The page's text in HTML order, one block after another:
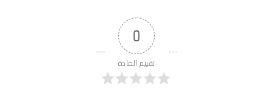
0
تقييم المادة